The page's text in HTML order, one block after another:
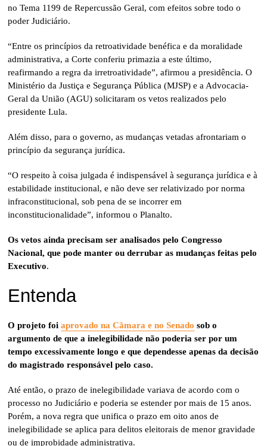
no Tema 1199 de Repercussão Geral, com efeitos sobre todo o
poder Judiciário.
“Entre os princípios da retroatividade benéfica e da moralidade
administrativa, a Corte conferiu primazia a este último,
reafirmando a regra da irretroatividade”, afirmou a presidência. O
Ministério da Justiça e Segurança Pública (MJSP) e a Advocacia-
Geral da União (AGU) solicitaram os vetos realizados pelo
presidente Lula.
Além disso, para o governo, as mudanças vetadas afrontariam o
princípio da segurança jurídica.
“O respeito à coisa julgada é indispensável à segurança jurídica e à
estabilidade institucional, e não deve ser relativizado por norma
infraconstitucional, sob pena de se incorrer em
inconstitucionalidade”, informou o Planalto.
Os vetos ainda precisam ser analisados pelo Congresso
Nacional, que pode manter ou derrubar as mudanças feitas pelo
Executivo.
Entenda
O projeto foiaprovado na Câmara e no Senado sob o
argumento de que a inelegibilidade não poderia ser por um
tempo excessivamente longo e que dependesse apenas da decisão
do magistrado responsável pelo caso.
Até então, o prazo de inelegibilidade variava de acordo com o
processo no Judiciário e poderia se estender por mais de 15 anos.
Porém, a nova regra que unifica o prazo em oito anos de
inelegibilidade se aplica para delitos eleitorais de menor gravidade
ou de improbidade administrativa.